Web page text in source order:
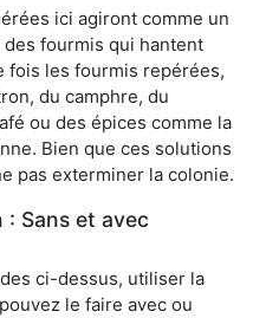
ici agiront comme un
fourmis qui hantent
fois les fourmis repérées,
du camphre, du
ou des épices comme la
Bien que ces solutions
pas exterminer la colonie.
: Sans et avec
ci-dessus, utiliser la
le faire avec ou